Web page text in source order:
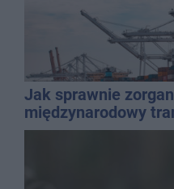
Jak sprawnie
międzynarodowy